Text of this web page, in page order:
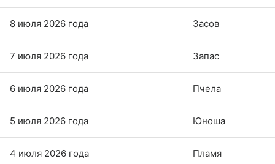
8 июля 2026 года Засов
7 июля 2026 года Запас
6 июля 2026 года Пчела
5 июля 2026 года Юноша
4 июля 2026 года Пламя